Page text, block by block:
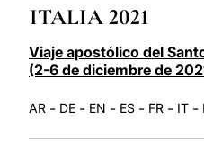
ITALIA 2021
Viaje apostólico del
(2-6 de diciembre de
AR - DE - EN - ES - FR - IT -